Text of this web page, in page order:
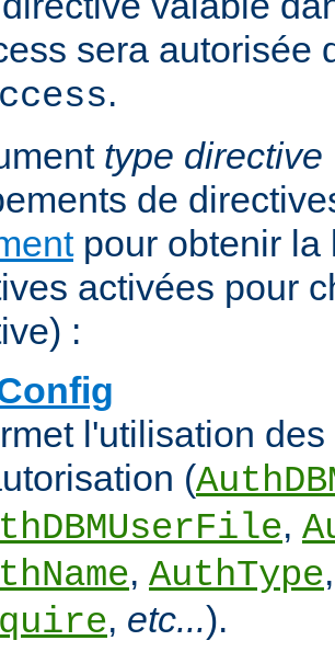
sera autorisée
.
type directive
de
pour obtenir la
activées pour
:
l'utilisation
(
,
, AuthType
, etc...).